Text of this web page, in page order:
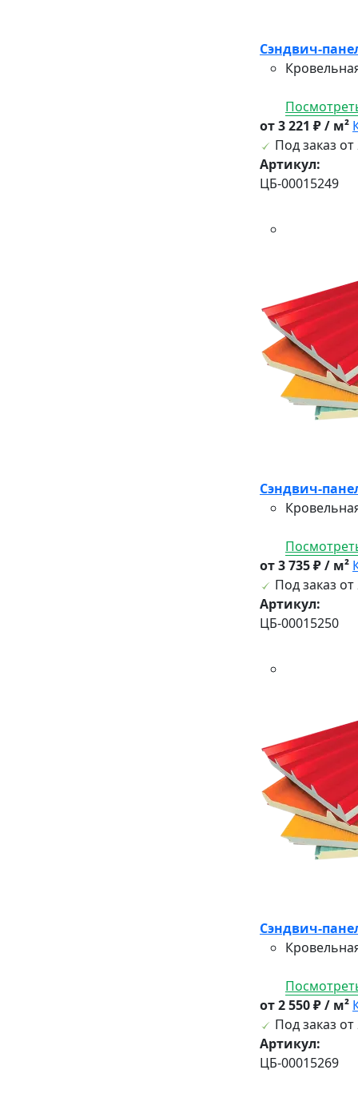
Сэндвич-
от 3 221 ₽ / м²
Под заказ от
Артикул:
ЦБ-00015249
Сэндвич-
от 3 735 ₽ / м²
Под заказ от
Артикул:
ЦБ-00015250
Сэндвич-
от 2 550 ₽ / м²
Под заказ от
Артикул:
ЦБ-00015269